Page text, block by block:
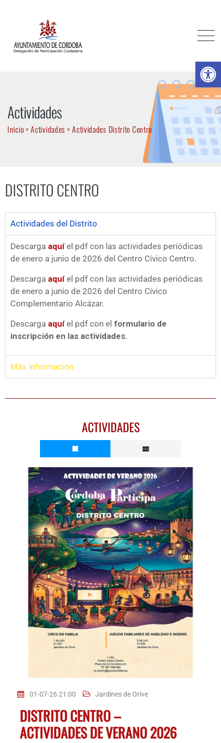
Actividades
Inicio>Actividades >Actividades Distrito Centro
DISTRITO CENTRO
Actividades del Distrito
Descarga aquí el pdf con las actividades periódicas
de enero a junio de 2026 del Centro Cívico Centro.
Descarga aquí el pdf con las actividades periódicas
de enero a junio de 2026 del Centro Cívico
Complementario Alcázar.
Descarga aquí el pdf con el formulario de
inscripción en las actividades.
Más información
ACTIVIDADES
01-07-26 21:00 Jardines de Orive
DISTRITO CENTRO –
ACTIVIDADES DE VERANO 2026